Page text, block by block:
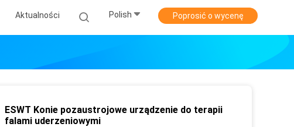
Aktualności Polish Poprosić o wycenę
ESWT Konie pozaustrojowe urządzenie do terapii
falami uderzeniowymi